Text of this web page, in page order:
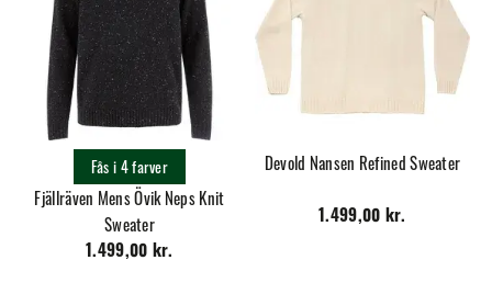
Fjällräven Mens Övik Neps Knit
Sweater
1.499,00 kr.
Fås i 4 farver Devold Nansen Refined Sweater
1.499,00 kr.